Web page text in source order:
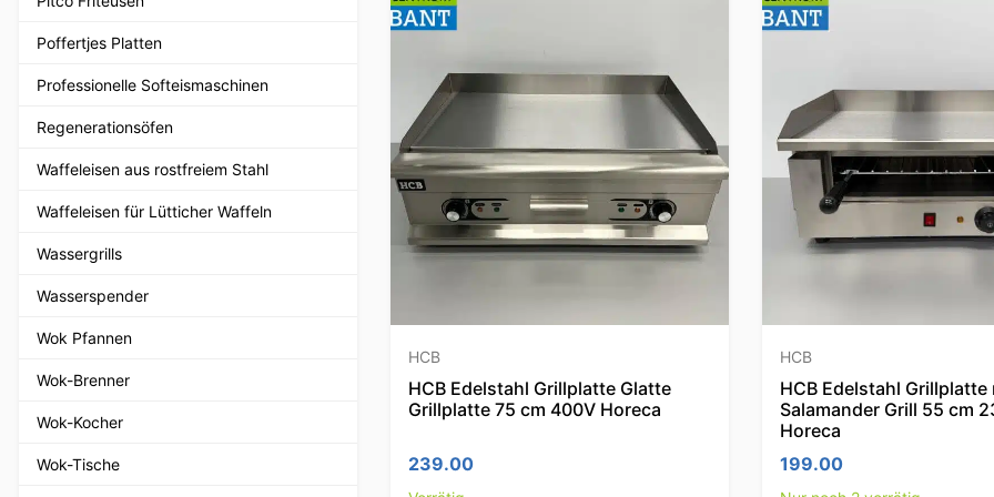
Poffertjes Platten
Professionelle Softeismaschinen
Regenerationsöfen
Waffeleisen aus rostfreiem Stahl
Waffeleisen für Lütticher Waffeln
Wassergrills
Wasserspender
Wok Pfannen
Wok-Brenner
Wok-Kocher
Wok-Tische
HCB
HCB Edelstahl Grillplatte Glatte
Grillplatte 75 cm 400V Horeca
239.00
HCB
HCB Edelstahl Grillplatte
Salamander Grill 55 cm
Horeca
199.00